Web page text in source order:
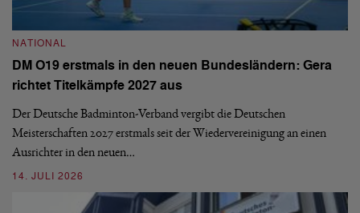
NATIONAL
DM O19 erstmals in den neuen Bundesländern: Gera
richtet Titelkämpfe 2027 aus
Der Deutsche Badminton-Verband vergibt die Deutschen
Meisterschaften 2027 erstmals seit der Wiedervereinigung an einen
Ausrichter in den neuen…
14. JULI 2026